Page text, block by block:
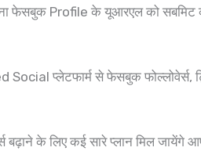
फेसबुक Profile के यूआरएल को
प्लेटफार्म से फेसबुक फोल्लोवेर्स,
के लिए कई सारे प्लान मिल